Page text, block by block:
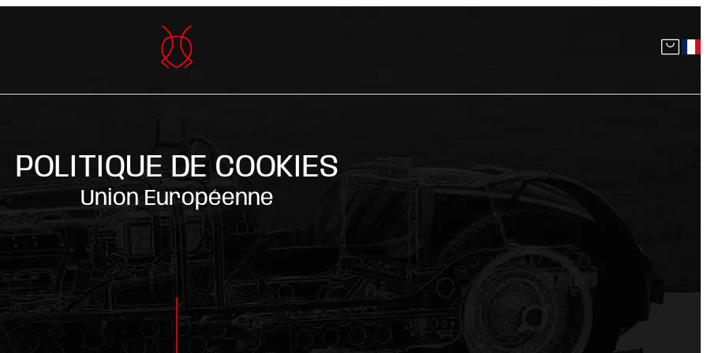
POLITIQUE DE COOKIES
Union Européenne